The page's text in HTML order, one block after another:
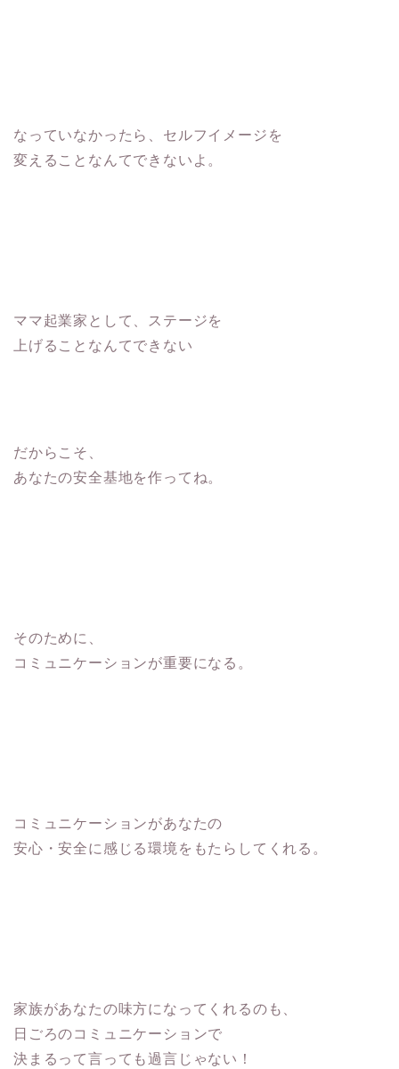
なっていなかったら、セルフイメージを
変えることなんてできないよ。
ママ起業家として、ステージを
上げることなんてできない
だからこそ、
あなたの安全基地を作ってね。
そのために、
コミュニケーションが重要になる。
コミュニケーションがあなたの
安心・安全に感じる環境をもたらしてくれる。
家族があなたの味方になってくれるのも、
日ごろのコミュニケーションで
決まるって言っても過言じゃない！